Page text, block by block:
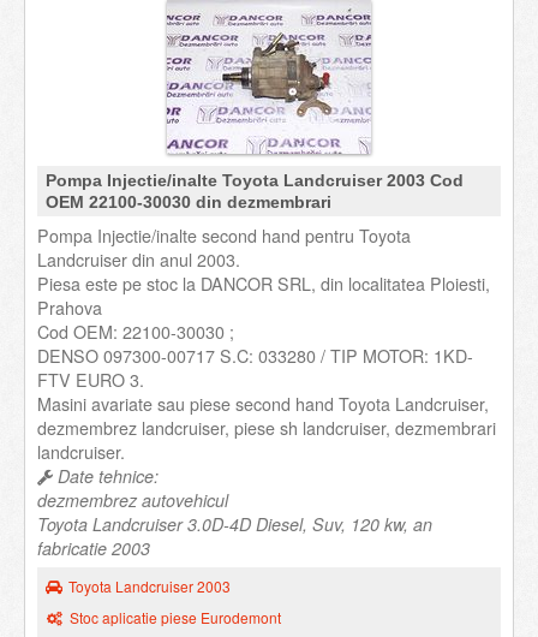
Pompa Injectie/inalte Toyota Landcruiser 2003 Cod
OEM 22100-30030 din dezmembrari
Pompa Injectie/inalte second hand pentru Toyota
Landcruiser din anul 2003.
Piesa este pe stoc la DANCOR SRL, din localitatea Ploiesti,
Prahova
Cod OEM: 22100-30030 ;
DENSO 097300-00717 S.C: 033280 / TIP MOTOR: 1KD-
FTV EURO 3.
Masini avariate sau piese second hand Toyota Landcruiser,
dezmembrez landcruiser, piese sh landcruiser, dezmembrari
landcruiser.
Date tehnice:
dezmembrez autovehicul
Toyota Landcruiser 3.0D-4D Diesel, Suv, 120 kw, an
fabricatie 2003
Toyota Landcruiser 2003
Stoc aplicatie piese Eurodemont